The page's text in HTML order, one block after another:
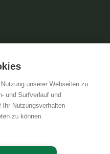
DATENSCHUTZ
unserer Webseiten zu
und Surfverlauf und
Ihr Nutzungsverhalten
zu können.